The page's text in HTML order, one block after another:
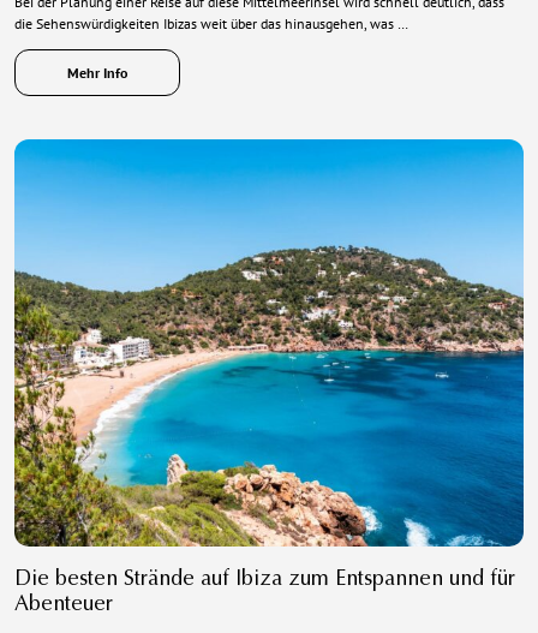
die Sehenswürdigkeiten Ibizas weit über das hinausgehen, was …
Mehr Info
Die besten Strände auf Ibiza zum Entspannen und für
Abenteuer